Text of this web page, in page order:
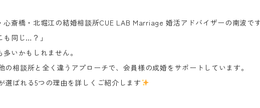
心斎橋・北堀江の結婚相談所CUE LAB Marriage 婚活アドバイザーの南波で
も同じ…？」
いかもしれません。
の相談所と全く違うアプローチで、会員様の成婚をサポートしています。
選ばれる5つの理由を詳しくご紹介します